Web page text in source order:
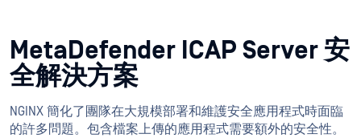
MetaDefender ICAP Server 安
全解決方案
NGINX 簡化了團隊在大規模部署和維護安全應用程式時面臨
的許多問題。包含檔案上傳的應用程式需要額外的安全性。